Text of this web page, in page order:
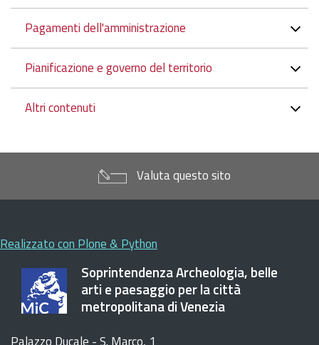
Pagamenti dell'amministrazione
Pianificazione e governo del territorio
Altri contenuti
Valuta questo sito
Realizzato con Plone & Python
Soprintendenza Archeologia, belle
arti e paesaggio per la città
metropolitana di Venezia